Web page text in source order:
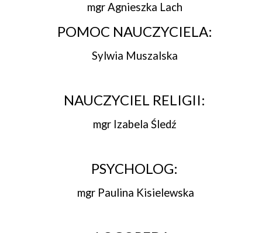
mgr Agnieszka Lach
POMOC NAUCZYCIELA:
Sylwia Muszalska
NAUCZYCIEL RELIGII:
mgr Izabela Śledź
PSYCHOLOG:
mgr Paulina Kisielewska